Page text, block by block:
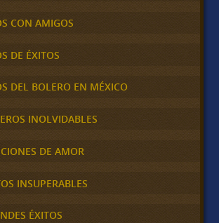
CON AMIGOS
DE ÉXITOS
DEL BOLERO EN MÉXICO
INOLVIDABLES
DE AMOR
INSUPERABLES
ÉXITOS